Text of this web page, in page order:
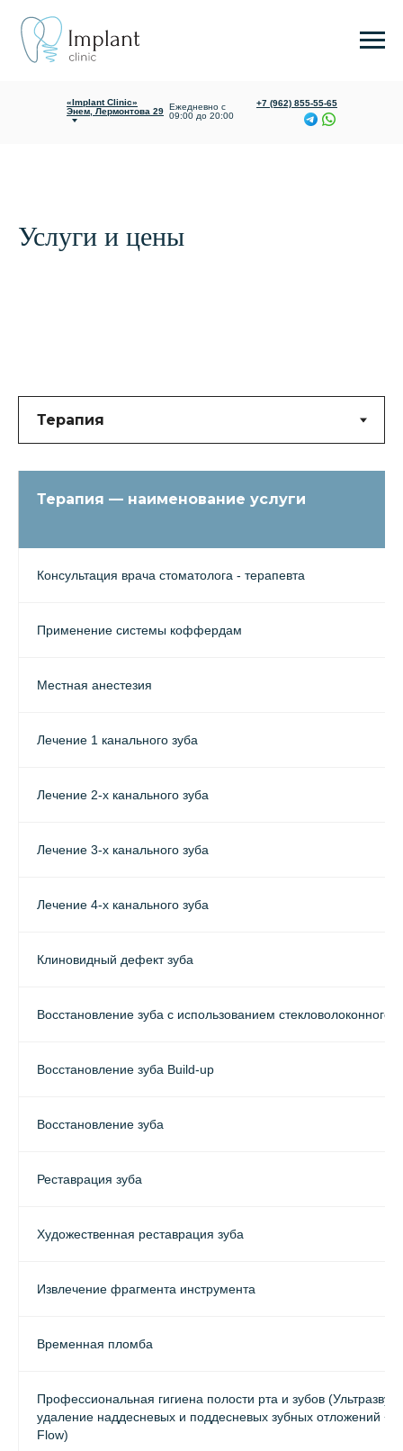
«Implant Clinic»
Энем, Лермонтова 29 Ежедневно с
09:00 до 20:00
+7 (962) 855-55-65
«Implant Clinic»
Яблоновский,
Гагарина 165/1
Услуги и цены
Терапия — наименование услуги
Консультация врача стоматолога - терапевта
Применение системы коффердам
Местная анестезия
Лечение 1 канального зуба
Лечение 2-х канального зуба
Лечение 3-х канального зуба
Лечение 4-х канального зуба
Клиновидный дефект зуба
Восстановление зуба с использованием стекловолоконного
Восстановление зуба Build-up
Восстановление зуба
Реставрация зуба
Художественная реставрация зуба
Извлечение фрагмента инструмента
Временная пломба
Профессиональная гигиена полости рта и зубов
удаление наддесневых и поддесневых зубных отложений +
Flow)